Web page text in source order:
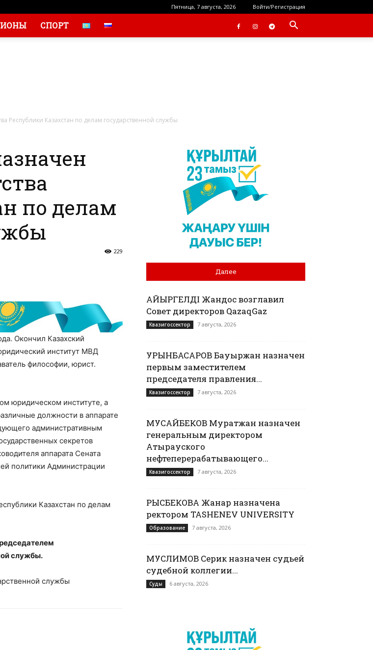
Пятница, 7 августа, 2026 Войти/Регистрация
СПОРТ
Республики Казахстан по делам государственной службы
по делам
229
Окончил Казахский
институт МВД
философии, юрист.
юридическом институте, а
должности в аппарате
административным
секретов
аппарата Сената
политики Администрации
Казахстан по делам
службы.
службы
Далее
ҚАЙЫРГЕЛДІ Жандос возглавил
Совет директоров QazaqGaz
Квазигоссектор 7 августа, 2026
УРЫНБАСАРОВ Бауыржан назначен
первым заместителем
председателя правления...
Квазигоссектор 7 августа, 2026
МУСАЙБЕКОВ Муратжан назначен
генеральным директором
Атырауского
нефтеперерабатывающего...
Квазигоссектор 7 августа, 2026
РЫСБЕКОВА Жанар назначена
ректором TASHENEV UNIVERSITY
Образование 7 августа, 2026
МУСЛИМОВ Серик назначен судьей
судебной коллегии...
Суды 6 августа, 2026